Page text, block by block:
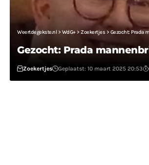
Weertdegekste.nl> WdG+> Zoekertjes> Gezocht: Prada
Gezocht: Prada
Zoekertjes Geplaatst: 10 maart 2025 20:53